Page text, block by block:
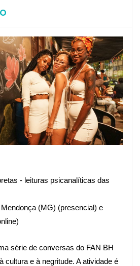
- leituras psicanalíticas das
(MG) (presencial) e
série de conversas do FAN BH
cultura e à negritude. A atividade é